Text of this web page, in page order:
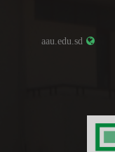
aau.edu.sd